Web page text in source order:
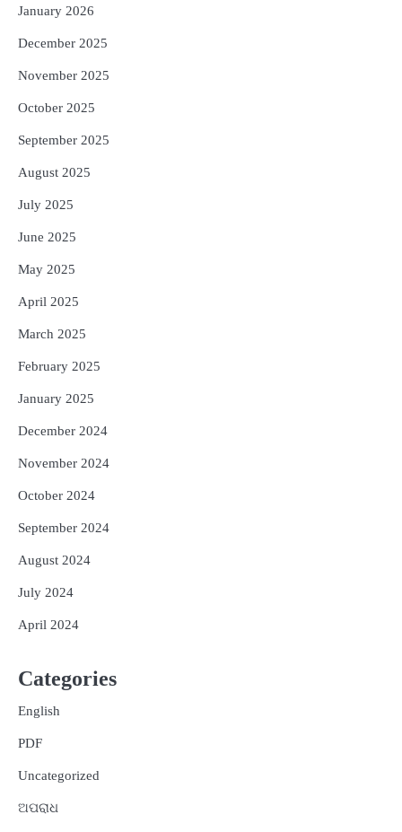
January 2026
December 2025
November 2025
October 2025
September 2025
August 2025
July 2025
June 2025
May 2025
April 2025
March 2025
February 2025
January 2025
December 2024
November 2024
October 2024
September 2024
August 2024
July 2024
April 2024
Categories
English
PDF
Uncategorized
ଅପରାଧ